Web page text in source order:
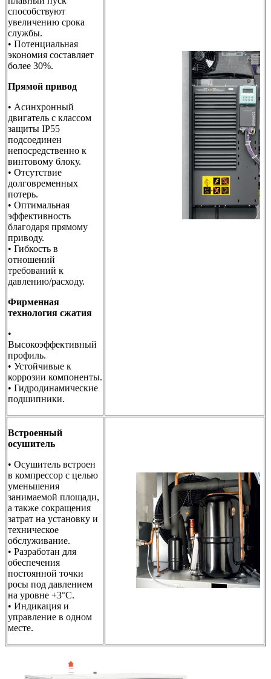
способствуют
увеличению срока
службы.
• Потенциальная
экономия составляет
более 30%.
Прямой привод
• Асинхронный
двигатель с классом
защиты IP55
подсоединен
непосредственно к
винтовому блоку.
• Отсутствие
долговременных
потерь.
• Оптимальная
эффективность
благодаря прямому
приводу.
• Гибкость в
отношений
требований к
давлению/расходу.
Фирменная
технология сжатия
•
Высокоэффективный
профиль.
• Устойчивые к
коррозии компоненты.
• Гидродинамические
подшипники.
Встроенный
осушитель
• Осушитель встроен
в компрессор с целью
уменьшения
занимаемой площади,
а также сокращения
затрат на установку и
техническое
обслуживание.
• Разработан для
обеспечения
постоянной точки
росы под давлением
на уровне +3°C.
• Индикация и
управление в одном
месте.